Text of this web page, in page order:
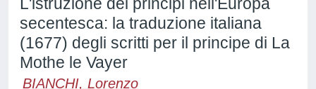
secentesca: la traduzione italiana
(1677) degli scritti per il principe di La
Mothe le Vayer
BIANCHI, Lorenzo